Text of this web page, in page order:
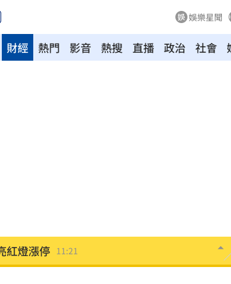
娛樂星聞
熱門 影音 熱搜 直播 政治 社會
財經
紅燈漲停 11:21